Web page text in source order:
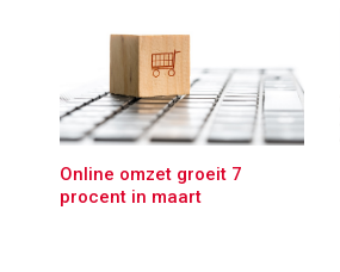
Online omzet groeit 7
procent in maart